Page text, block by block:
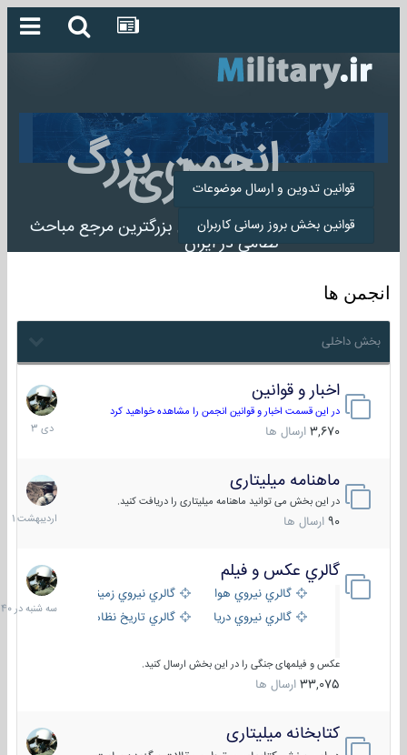
انجمن بزرگ
میلیتاری
انجمن میلیتاری بزرگترین مرجع مباحث
نظامی در ایران
قوانین تدوین و ارسال موضوعات
قوانین بخش بروز رسانی کاربران
انجمن ها
بخش داخلی
اخبار و قوانین
در این قسمت اخبار و قوانین انجمن را مشاهده خواهید کرد
3,670 ارسال ها
22
دی
1403
ماهنامه میلیتاری
در این بخش می توانید ماهنامه میلیتاری را دریافت کنید.
90 ارسال ها
30
1401
گالري عكس و فيلم
گالري نيروي هوايي
گالري نيروي زميني
گالري نيروي دريايي
گالري تاریخ نظامی
عکس و فیلمهای جنگی را در این بخش ارسال کنید.
33,075 ارسال ها
سه
شنبه
در
کتابخانه میلیتاری
16